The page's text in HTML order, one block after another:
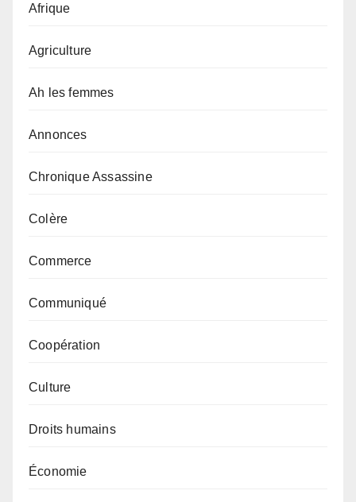
Afrique
Agriculture
Ah les femmes
Annonces
Chronique Assassine
Colère
Commerce
Communiqué
Coopération
Culture
Droits humains
Économie